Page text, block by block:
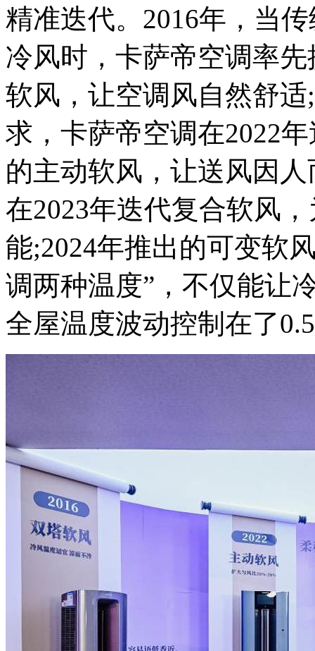
精准迭代。2016年，当
冷风时，卡萨帝空调率
软风，让空调风自然舒
求，卡萨帝空调在2022
的主动软风，让送风因
在2023年迭代复合软风
能;2024年推出的可变软
调两种温度”，不仅能让
全屋温度波动控制在了